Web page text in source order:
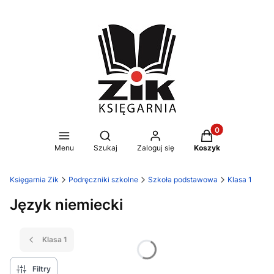
Menu
Otwórz wyszukiwarkę
Szukaj Zaloguj się
Produkty w
Koszyk
Księgarnia Zik Podręczniki szkolne Szkoła podstawowa Klasa 1
Język niemiecki
Klasa 1
Filtry